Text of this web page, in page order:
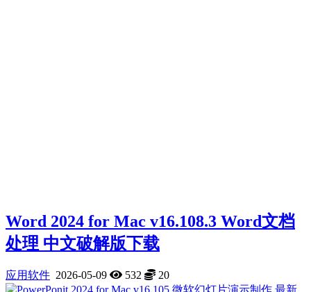
Word 2024 for Mac v16.108.3 Word文档
处理 中文破解版下载
应用软件 2026-05-09 532 20